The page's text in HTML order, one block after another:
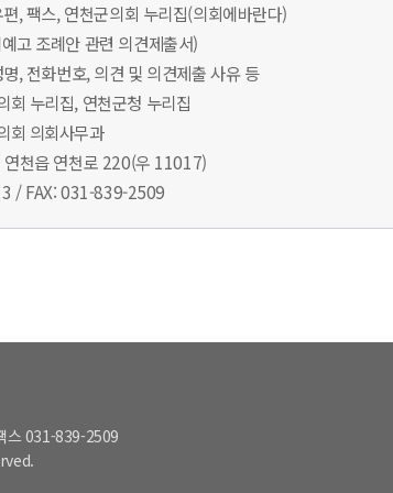
, 팩스, 연천군의회 누리집(의회에바란다)
고 조례안 관련 의견제출서)
, 전화번호, 의견 및 의견제출 사유 등
회 누리집, 연천군청 누리집
회 의회사무과
연천읍 연천로 220(우 11017)
/ FAX: 031-839-2509
스 031-839-2509